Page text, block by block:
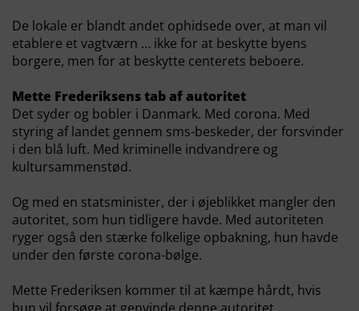
De lokale er blandt andet ophidsede over, at man vil
etablere et vagtværn … ikke for at beskytte byens
borgere, men for at beskytte centerets beboere.
Mette Frederiksens tab af autoritet
Det syder og bobler i Danmark. Med corona. Med
styring af landet gennem sms-beskeder, der forsvinder
i den blå luft. Med kriminelle indvandrere og
kultursammenstød.
Og med en statsminister, der i øjeblikket mangler den
autoritet, som hun tidligere havde. Med autoriteten
ryger også den stærke folkelige opbakning, hun havde
under den første corona-bølge.
Mette Frederiksen kommer til at kæmpe hårdt, hvis